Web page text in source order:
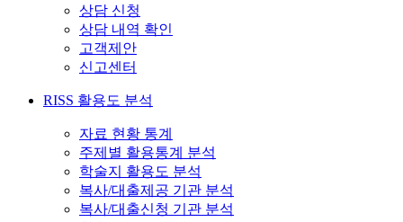
상담 신청
상담 내역 확인
고객제안
신고센터
RISS 활용도 분석
자료 현황 통계
주제별 활용통계 분석
학술지 활용도 분석
복사/대출제공 기관 분석
복사/대출신청 기관 분석